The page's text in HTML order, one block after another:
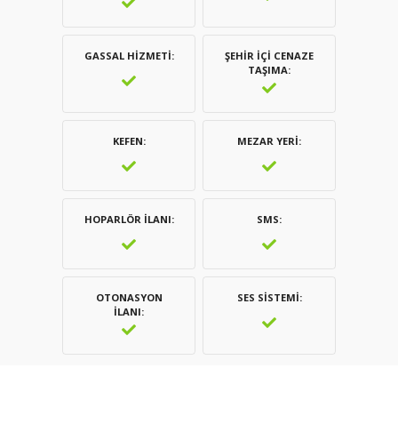
GASSAL HIZMETI
ŞEHIR İÇI CENAZE
TAŞIMA
KEFEN MEZAR YERI
HOPARLÖR İLANI SMS
OTONASYON
İLANI
SES SISTEMI